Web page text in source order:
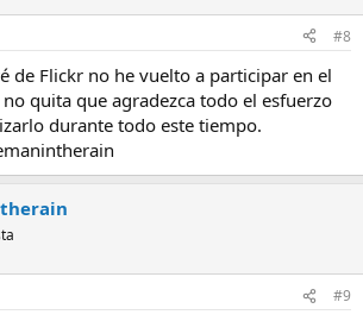
#8
de Flickr no he vuelto a participar en el
quita que agradezca todo el esfuerzo
durante todo este tiempo.
#9